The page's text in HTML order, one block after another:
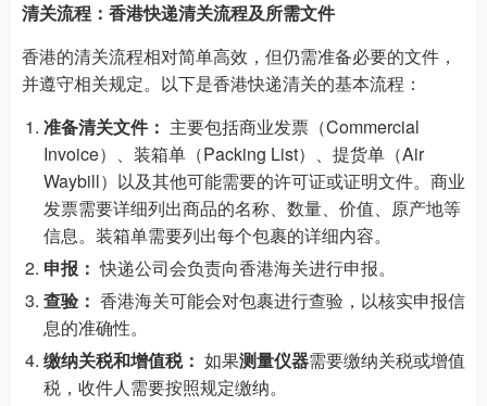
清关流程：香港快递清关流程及所需文件
香港的清关流程相对简单高效，但仍需准备必要的文件，
并遵守相关规定。以下是香港快递清关的基本流程：
准备清关文件： 主要包括商业发票（Commercial
Invoice）、装箱单（Packing List）、提货单（Air
Waybill）以及其他可能需要的许可证或证明文件。商业
发票需要详细列出商品的名称、数量、价值、原产地等
信息。装箱单需要列出每个包裹的详细内容。
申报： 快递公司会负责向香港海关进行申报。
查验： 香港海关可能会对包裹进行查验，以核实申报信
息的准确性。
缴纳关税和增值税： 如果测量仪器需要缴纳关税或增值
税，收件人需要按照规定缴纳。